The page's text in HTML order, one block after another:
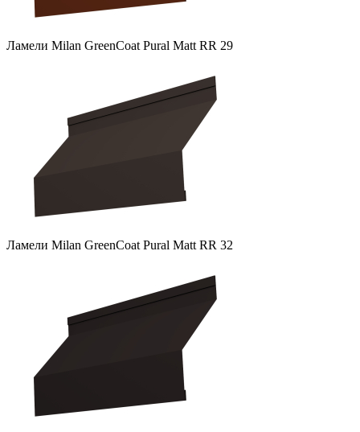
Ламели Milan GreenCoat Pural Matt RR 29
Ламели Milan GreenCoat Pural Matt RR 32